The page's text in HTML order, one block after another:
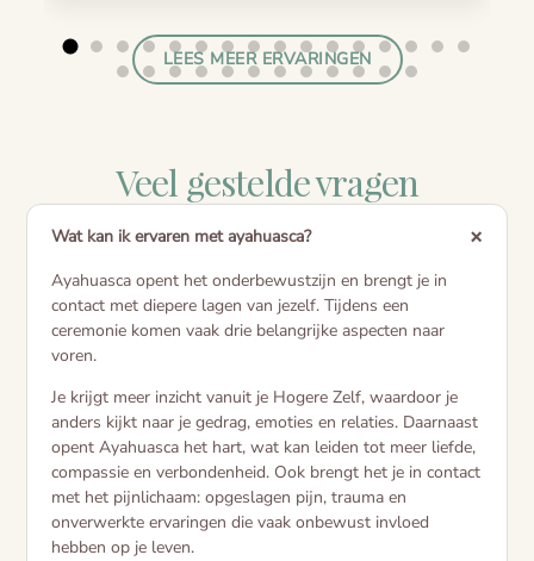
LEES MEER ERVARINGEN
Veel gestelde vragen
Wat kan ik ervaren met ayahuasca?
Ayahuasca opent het onderbewustzijn en brengt je in
contact met diepere lagen van jezelf. Tijdens een
ceremonie komen vaak drie belangrijke aspecten naar
voren.
Je krijgt meer inzicht vanuit je Hogere Zelf, waardoor je
anders kijkt naar je gedrag, emoties en relaties. Daarnaast
opent Ayahuasca het hart, wat kan leiden tot meer liefde,
compassie en verbondenheid. Ook brengt het je in contact
met het pijnlichaam: opgeslagen pijn, trauma en
onverwerkte ervaringen die vaak onbewust invloed
hebben op je leven.